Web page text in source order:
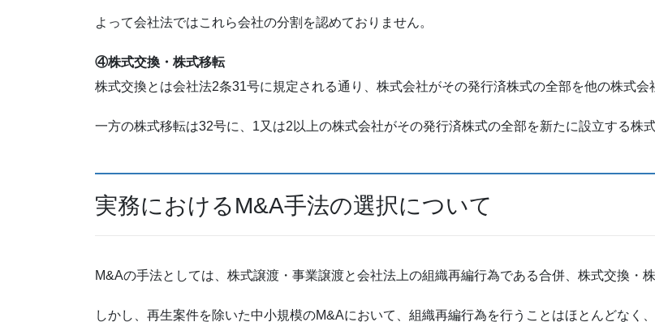
よって会社法ではこれら会社の分割を認めておりません。
④株式交換・株式移転
株式交換とは会社法2条31号に規定される通り、株式会社がその発行済株式の全部を他の株式会
一方の株式移転は32号に、1又は2以上の株式会社がその発行済株式の全部を新たに設立する株
実務におけるM&A手法の選択について
M&Aの手法としては、株式譲渡・事業譲渡と会社法上の組織再編行為である合併、株式交換・
しかし、再生案件を除いた中小規模のM&Aにおいて、組織再編行為を行うことはほとんどなく